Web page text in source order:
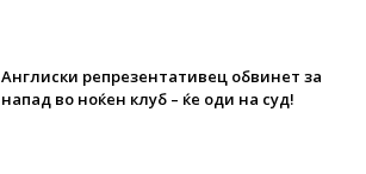
Англиски репрезентативец обвинет за
напад во ноќен клуб – ќе оди на суд!